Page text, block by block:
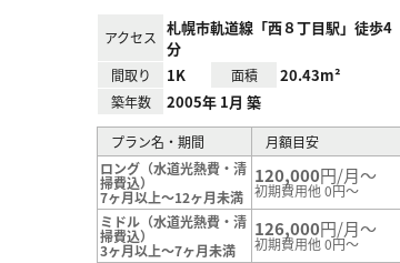
アクセス
札幌市軌道線「西８丁目駅」徒歩4
分
間取り 1K 面積 20.43m²
築年数 2005年 1月 築
プラン名・期間
月額目安
ロング（水道光熱費・清
掃費込）
7ヶ月以上～12ヶ月未満
120,000円/月～
初期費用他 0円～
ミドル（水道光熱費・清
掃費込）
3ヶ月以上～7ヶ月未満
126,000円/月～
初期費用他 0円～